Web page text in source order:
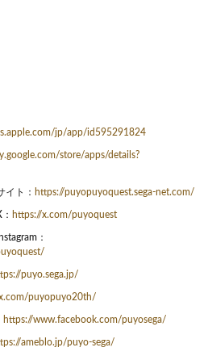
jp/app/id595291824
store/apps/details?
イト： https://puyopuyoquest.sega-net.com/
https://x.com/puyoquest
：
puyo.sega.jp/
puyopuyo20th/
https://www.facebook.com/puyosega/
ameblo.jp/puyo-sega/